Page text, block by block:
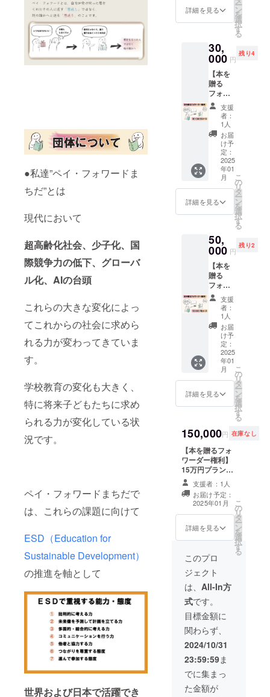
●私達”ペイ・フォワードま
ちだ”とは
現代において
超高齢化社会、少子化、国
際競争力の低下、グローバ
ル化、AIの台頭
これらの大きな変化によっ
てこれからの社会に求めら
れる力が変わってきていま
す。
学校教育の変化も大きく、
特に将来子どもたちに求め
られる力が変化している状
況です。
ペイ・フォワードまちだで
は、これらの課題に向けて
ESD（Education for
Sustainable Development）
の推進を軸として
世界および日本で活躍でき
を1冊選
択して
もら
15,000
円以内
で購入
できる
数の本
を町田
市内の
中高生
に贈り
ます。
※残りの
資金は
学校に
配布す
るチラ
シやポ
スター
費、本
屋にて
配布す
る事業
案内し
おりに
使わせ
ていた
だきま
す。プ
ロジェ
クト終
了後に
メール
にて報
告させ
ていた
込みの
この支
援を選
択後、
備考欄
に以下
を記入
してく
い。
①「今
本」の
タイト
ル ※必
ず正確
トルを
記載し
てくだ
さい。
②この
本につ
いての
コメン
ト（150
文字程
詳細を見る ー
ン
を
選
択
す
る
30,
000 円
残り4
【本を
贈る
フォ
ワー
ダー権
利】 3
万円プ
ラン
【内
容】 自
身が影
響を受
けた本
を1冊選
択して
もら
25,000
円以内
で購入
できる
数の本
を町田
市内の
中高生
に贈り
ます。
※残りの
資金は
学校に
配布す
るチラ
シやポ
スター
費、本
屋にて
配布す
る事業
案内し
おりに
使わせ
ていた
だきま
す。プ
ロジェ
メール
告させ
ていた
だきま
す。
【申し
込みの
流れ】
この支
択後、
備考欄
に以下
を記入
支援
者：
1人
お届
け予
定：
2025
年01
月
詳細を見る
こ
の
リ
タ
ー
ン
を
選
択
す
る
50,
000 円
残り2
【本を
贈る
フォ
ワー
ダー権
利】 5
万円プ
ラン
【内
容】 自
身が影
響を受
けた本
を1冊選
択して
もら
45,000
円以内
で購入
できる
数の本
市内の
中高生
に贈り
ます。
※残りの
配布す
るチラ
シやポ
スター
のデザ
インと
印刷
費、本
屋にて
配布す
る事業
案内し
おりに
使わせ
ていた
支援
者：
1人
お届
け予
定：
2025
年01
月
詳細を見る
こ
の
リ
タ
ー
ン
を
選
択
す
る
150,000円 在庫なし
【本を贈るフォ
ワーダー権利】
15万円プラン
【内容】 自身が
影響を受けた本
を1冊選択しても
らい、110,000
円以内で購入で
きる数の本を町
残りの資金は学
校に配布するチ
ラシやポスター
のデザインと印
刷費、本屋にて
配布する事業案
内しおりに使わ
せていただきま
す。プロジェク
ト終了後にメー
ていただきま
す。 【申し込み
の流れ】 この支
援を選択後、備
支援者：1人
お届け予定：
2025年01月
詳細を見る
こ
の
リ
タ
ー
ン
を
選
択
す
る
このプロ
ジェクト
は、 All-In方
式です。
目標金額に
関わらず、
2024/10/31
23:59:59ま
でに集まっ
た金額が